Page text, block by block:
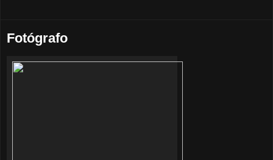
Fotógrafo